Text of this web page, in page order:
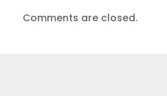
Comments are closed.